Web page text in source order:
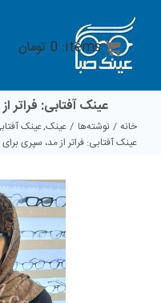
content
عینک آفتابی:
خانه نوشته‌ها عینک عینک
عینک آفتابی: فراتر از مد، سپری
items:
0 تومان